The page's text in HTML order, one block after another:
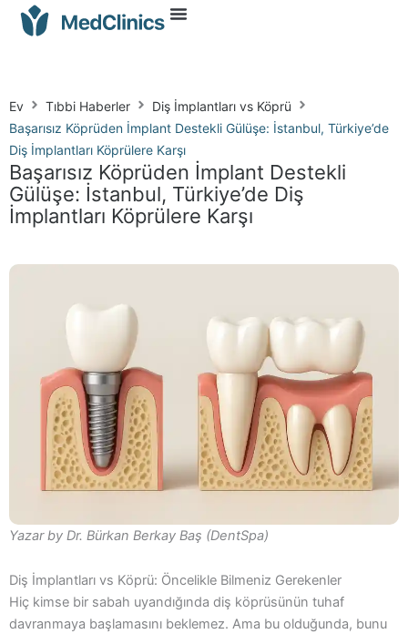
Başarısız Köprüden İmplant Destekli
Gülüşe: İstanbul, Türkiye’de Diş
İmplantları Köprülere Karşı
Ev Tıbbi Haberler
Diş İmplantları vs Köprü
Başarısız Köprüden İmplant Destekli Gülüşe: İstanbul, Türkiye’de
Diş İmplantları Köprülere Karşı
Yazar by Dr. Bürkan Berkay Baş (DentSpa)
Diş İmplantları vs Köprü: Öncelikle Bilmeniz Gerekenler
Hiç kimse bir sabah uyandığında diş köprüsünün tuhaf
davranmaya başlamasını beklemez. Ama bu olduğunda, bunu